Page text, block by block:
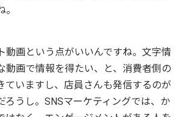
動画という点がいいんですね。文字情
動画で情報を得たい、と、消費者側の
ていますし、店員さんも発信するのが
ろうし。SNSマーケティングでは、か